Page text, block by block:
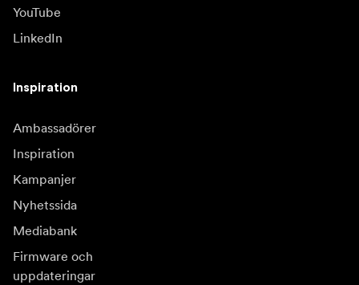
YouTube
LinkedIn
Inspiration
Ambassadörer
Inspiration
Kampanjer
Nyhetssida
Mediabank
Firmware och
uppdateringar